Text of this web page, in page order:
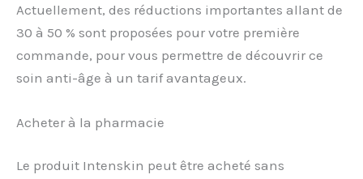
Actuellement, des réductions importantes allant de
30 à 50 % sont proposées pour votre première
commande, pour vous permettre de découvrir ce
soin anti-âge à un tarif avantageux.
Acheter à la pharmacie
Le produit Intenskin peut être acheté sans